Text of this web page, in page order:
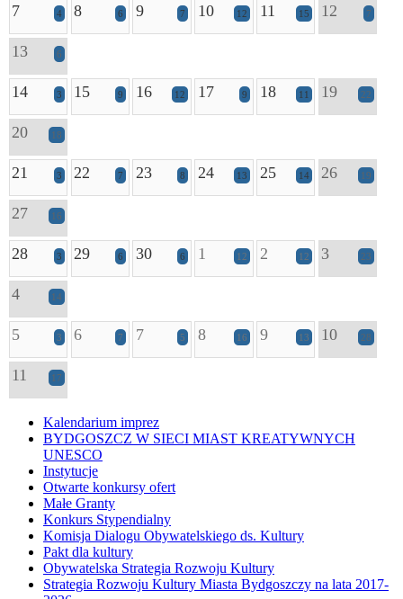
7 4 8 6 9 7 10 12 11 15 12 7
13 6
14 3 15 9 16 12 17 9 18 11 19 22
20 18
21 3 22 7 23 8 24 13 25 14 26 19
27 16
28 3 29 6 30 6 1 12 2 12 3 23
4 14
5 3 6 7 7 5 8 16 9 13 10 28
11 17
Kalendarium imprez
BYDGOSZCZ W SIECI MIAST KREATYWNYCH
UNESCO
Instytucje
Otwarte konkursy ofert
Małe Granty
Konkurs Stypendialny
Komisja Dialogu Obywatelskiego ds. Kultury
Pakt dla kultury
Obywatelska Strategia Rozwoju Kultury
Strategia Rozwoju Kultury Miasta Bydgoszczy na lata 2017-